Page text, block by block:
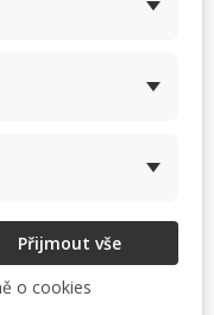
Přijmout vše
o cookies